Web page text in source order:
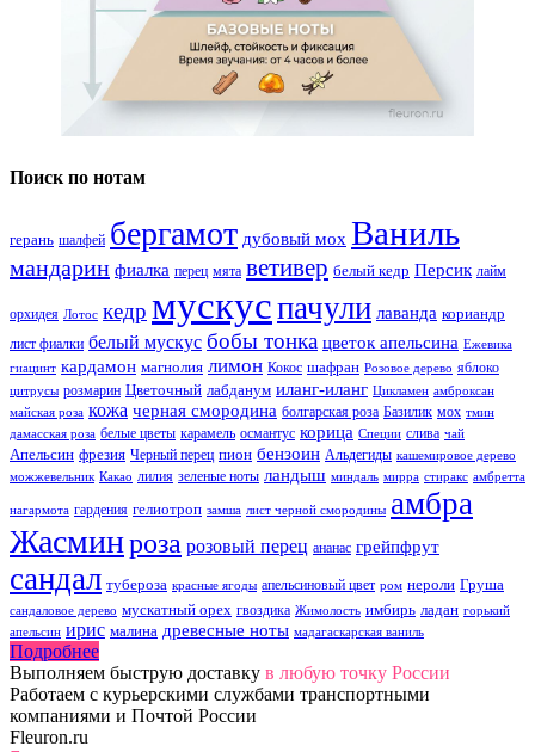
Поиск по нотам
герань шалфей бергамот дубовый мох Ваниль
мандарин фиалка перец мята ветивер белый кедр Персик лайм
орхидея Лотос кедр мускуспачули лаванда кориандр
лист фиалки белый мускус бобы тонка цветок апельсина Ежевика
гиацинт кардамон магнолия лимон Кокос шафран Розовое дерево яблоко
цитрусы розмарин Цветочный лабданум иланг-иланг Цикламен амброксан
майская роза кожа черная смородина болгарская роза Базилик мох тмин
дамасская роза белые цветы карамель османтус корица Специи слива чай
Апельсин фрезия Черный перец пион бензоин Альдегиды кашемировое дерево
можжевельник Какао лилия зеленые ноты ландыш миндаль мирра стиракс амбретта
нагармота гардения гелиотроп замша лист черной смородины амбра
Жасминроза розовый перец ананас грейпфрут
сандал тубероза красные ягоды апельсиновый цвет ром нероли Груша
сандаловое дерево мускатный орех гвоздика Жимолость имбирь ладан горький
апельсин ирис малина древесные ноты мадагаскарская ваниль
Подробнее
Выполняем быструю доставку в любую точку России
Работаем с курьерскими службами транспортными
компаниями и Почтой России
Fleuron.ru